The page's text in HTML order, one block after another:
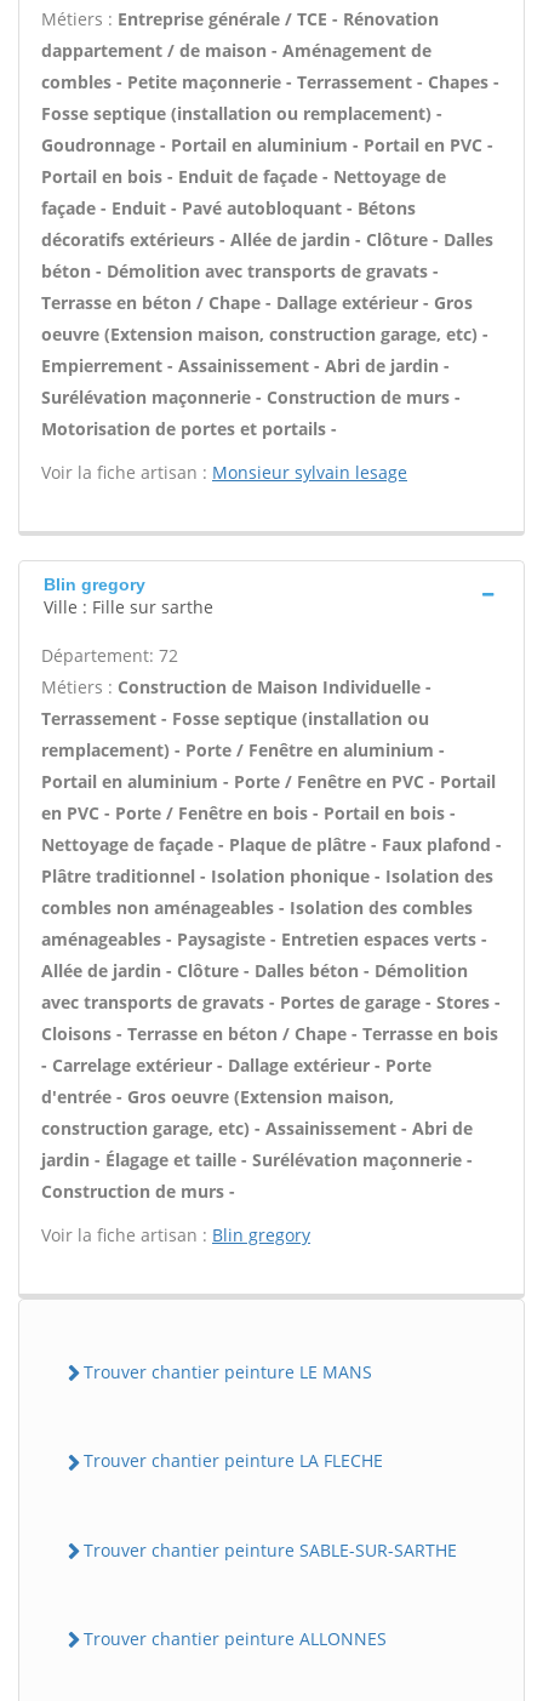
Métiers : Entreprise générale / TCE - Rénovation
dappartement / de maison - Aménagement de
combles - Petite maçonnerie - Terrassement - Chapes -
Fosse septique (installation ou remplacement) -
Goudronnage - Portail en aluminium - Portail en PVC -
Portail en bois - Enduit de façade - Nettoyage de
façade - Enduit - Pavé autobloquant - Bétons
décoratifs extérieurs - Allée de jardin - Clôture - Dalles
béton - Démolition avec transports de gravats -
Terrasse en béton / Chape - Dallage extérieur - Gros
oeuvre (Extension maison, construction garage, etc) -
Empierrement - Assainissement - Abri de jardin -
Surélévation maçonnerie - Construction de murs -
Motorisation de portes et portails -
Voir la fiche artisan : Monsieur sylvain lesage
Blin gregory
Ville : Fille sur sarthe
Département: 72
Métiers : Construction de Maison Individuelle -
Terrassement - Fosse septique (installation ou
remplacement) - Porte / Fenêtre en aluminium -
Portail en aluminium - Porte / Fenêtre en PVC - Portail
en PVC - Porte / Fenêtre en bois - Portail en bois -
Nettoyage de façade - Plaque de plâtre - Faux plafond -
Plâtre traditionnel - Isolation phonique - Isolation des
combles non aménageables - Isolation des combles
aménageables - Paysagiste - Entretien espaces verts -
Allée de jardin - Clôture - Dalles béton - Démolition
avec transports de gravats - Portes de garage - Stores -
Cloisons - Terrasse en béton / Chape - Terrasse en bois
- Carrelage extérieur - Dallage extérieur - Porte
d'entrée - Gros oeuvre (Extension maison,
construction garage, etc) - Assainissement - Abri de
jardin - Élagage et taille - Surélévation maçonnerie -
Construction de murs -
Voir la fiche artisan : Blin gregory
Trouver chantier peinture LE MANS
Trouver chantier peinture LA FLECHE
Trouver chantier peinture SABLE-SUR-SARTHE
Trouver chantier peinture ALLONNES